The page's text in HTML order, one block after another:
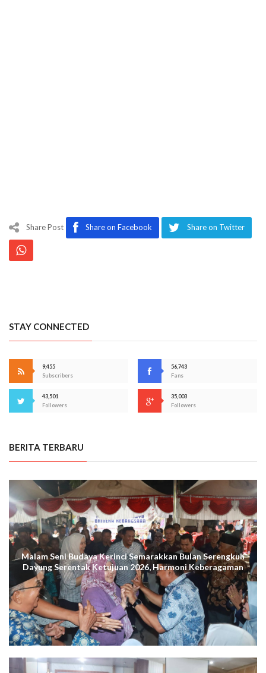
Share Post Share on Facebook Share on Twitter
STAY CONNECTED
9,455
Subscribers
56,743
Fans
43,501
Followers
35,003
Followers
BERITA TERBARU
Malam Seni Budaya Kerinci Semarakkan Bulan Serengkuh
Dayung Serentak Ketujuan 2026, Harmoni Keberagaman
Terus Menggema di Kuala Tungkal